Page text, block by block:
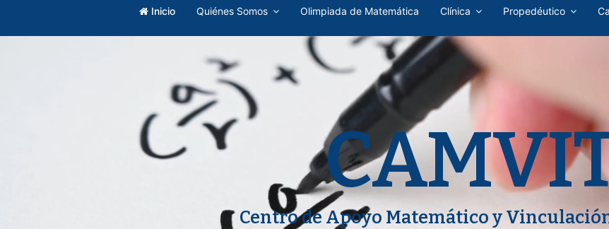
Inicio Quiénes Somos Olimpiada de Matemática Clínica Propedéutico
Centro de Apoyo Matemático y